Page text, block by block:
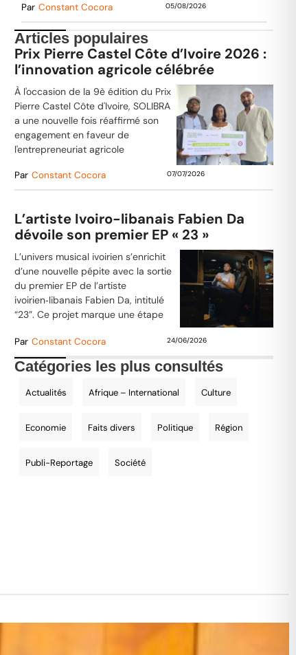
Par Constant Cocora 05/08/2026
Articles populaires
Prix Pierre Castel Côte d’Ivoire 2026 :
l’innovation agricole célébrée
À l'occasion de la 9è édition du Prix
Pierre Castel Côte d'Ivoire, SOLIBRA
a une nouvelle fois réaffirmé son
engagement en faveur de
l'entrepreneuriat agricole
Par Constant Cocora 07/07/2026
L’artiste Ivoiro-libanais Fabien Da
dévoile son premier EP « 23 »
L’univers musical ivoirien s’enrichit
d’une nouvelle pépite avec la sortie
du premier EP de l’artiste
ivoirien‑libanais Fabien Da, intitulé
“23”. Ce projet marque une étape
Par Constant Cocora 24/06/2026
Catégories les plus consultés
Actualités Afrique – International Culture
Economie Faits divers Politique Région
Publi-Reportage Société